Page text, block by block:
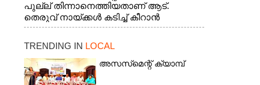
പുല്ല് തിന്നാനെത്തിയതാണ് ആട്.
തെരുവ് നായ്ക്കൾ കടിച്ച് കീറാൻ
വന്നതോടെ വയറിന്റെ ആന്തൽ മറന്ന്
വാത്തുരുത്തിയിൽ നിന്നുള്ള കാഴ്ച
TRENDING IN LOCAL
അസസ്‌മെന്റ് ക്യാമ്പ്